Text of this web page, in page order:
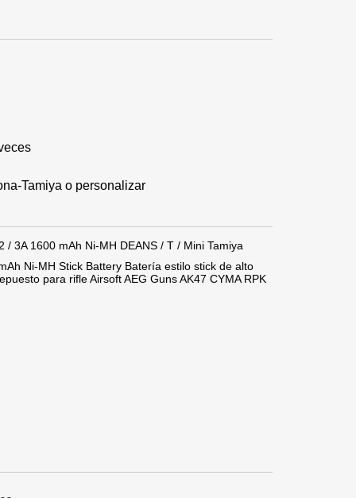
Tamiya o personalizar
3A 1600 mAh Ni-MH DEANS / T / Mini Tamiya
Ni-MH Stick Battery Batería estilo stick de alto
para rifle Airsoft AEG Guns AK47 CYMA RPK